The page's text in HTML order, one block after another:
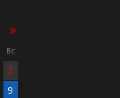
»
Вс
2
9